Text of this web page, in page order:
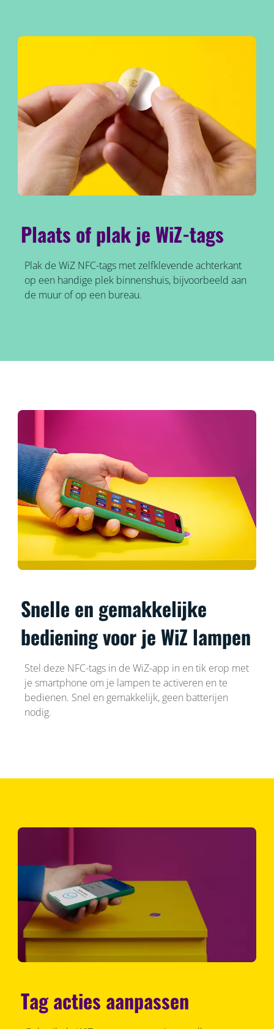
Plaats of plak je WiZ-tags
Plak de WiZ NFC-tags met zelfklevende achterkant
op een handige plek binnenshuis, bijvoorbeeld aan
de muur of op een bureau.
Snelle en gemakkelijke
bediening voor je WiZ lampen
Stel deze NFC-tags in de WiZ-app in en tik erop met
je smartphone om je lampen te activeren en te
bedienen. Snel en gemakkelijk, geen batterijen
nodig.
Tag acties aanpassen